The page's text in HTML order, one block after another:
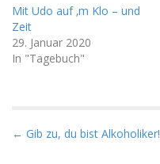
Mit Udo auf ‚m Klo – und
Zeit
29. Januar 2020
In "Tagebuch"
P
← Gib zu, du bist Alkoholiker!